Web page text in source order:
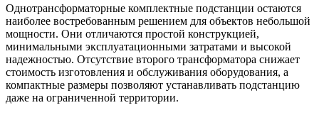
Однотрансформаторные комплектные подстанции остаются
наиболее востребованным решением для объектов небольшой
мощности. Они отличаются простой конструкцией,
минимальными эксплуатационными затратами и высокой
надежностью. Отсутствие второго трансформатора снижает
стоимость изготовления и обслуживания оборудования, а
компактные размеры позволяют устанавливать подстанцию
даже на ограниченной территории.